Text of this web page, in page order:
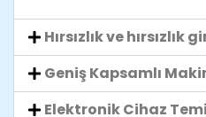
Hırsızlık ve hırsızlık
Geniş Kapsamlı
Elektronik Cihaz